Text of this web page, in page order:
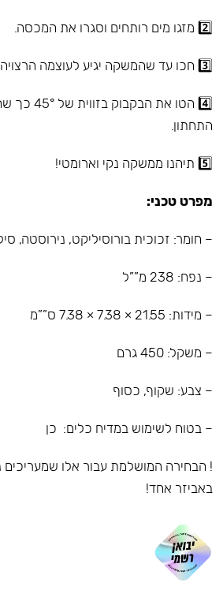
2️⃣ מזגו מים רותחים וסגרו את המכסה.
3️⃣ חכו עד שהמשקה יגיע לעוצמה הרצויה.
4️⃣ הטו את
התחתון.
5️⃣ תיהנו ממשקה נקי וארומטי!
מפרט טכני:
– חומר: זכוכית בורוסיליקט, נירוסטה,
– נפח: 238 מ””ל
– מידות: 21.55 × 7.38 × 7.38 ס””מ
– משקל: 450 גרם
– צבע: שקוף, כסוף
– בטוח לשימוש במדיח כלים: כן
! הבחירה המושלמת עבור אלו שמעריכים
באביזר אחד!